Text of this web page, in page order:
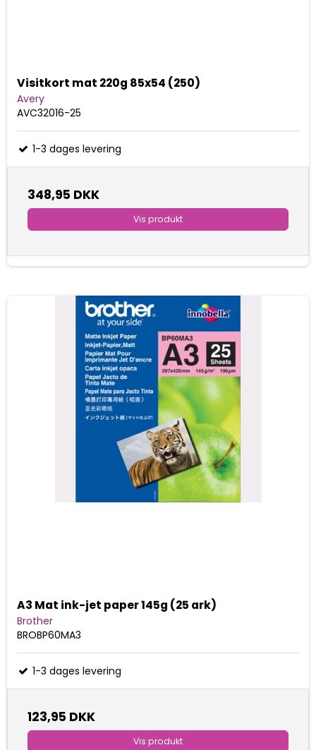
Visitkort mat 220g 85x54 (250)
Avery
AVC32016-25
1-3 dages levering
348,95 DKK
Vis produkt
A3 Mat ink-jet paper 145g (25 ark)
Brother
BROBP60MA3
1-3 dages levering
123,95 DKK
Vis produkt